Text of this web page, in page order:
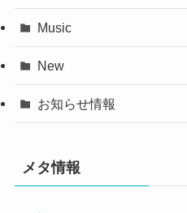
Music
New
お知らせ情報
メタ情報